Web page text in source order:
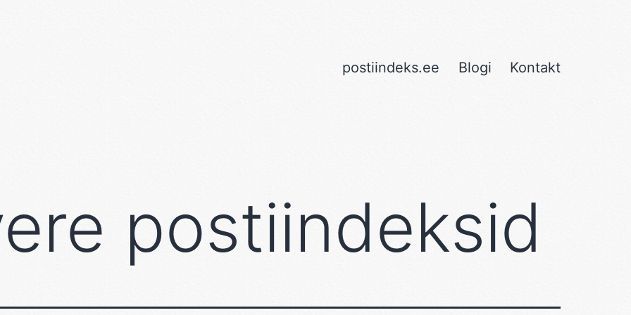
postiindeks.ee Blogi Kontakt
postiindeksid